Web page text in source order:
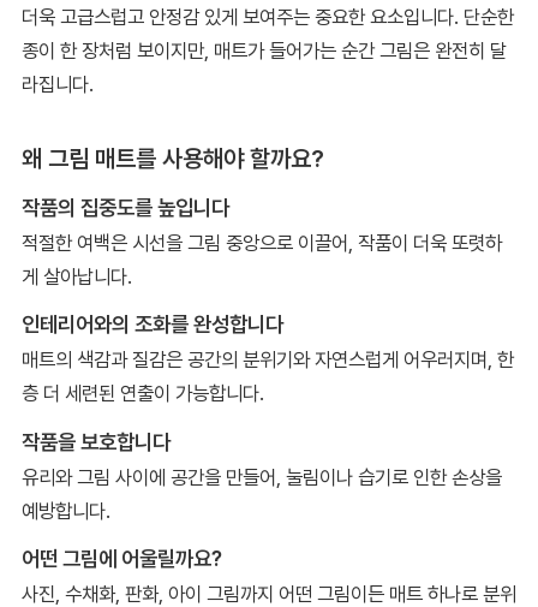
더욱 고급스럽고 안정감 있게 보여주는 중요한 요소입니다. 단순한
종이 한 장처럼 보이지만, 매트가 들어가는 순간 그림은 완전히 달
라집니다.
왜 그림 매트를 사용해야 할까요?
작품의 집중도를 높입니다
적절한 여백은 시선을 그림 중앙으로 이끌어, 작품이 더욱 또렷하
게 살아납니다.
인테리어와의 조화를 완성합니다
매트의 색감과 질감은 공간의 분위기와 자연스럽게 어우러지며, 한
층 더 세련된 연출이 가능합니다.
작품을 보호합니다
유리와 그림 사이에 공간을 만들어, 눌림이나 습기로 인한 손상을
예방합니다.
어떤 그림에 어울릴까요?
사진, 수채화, 판화, 아이 그림까지 어떤 그림이든 매트 하나로 분위